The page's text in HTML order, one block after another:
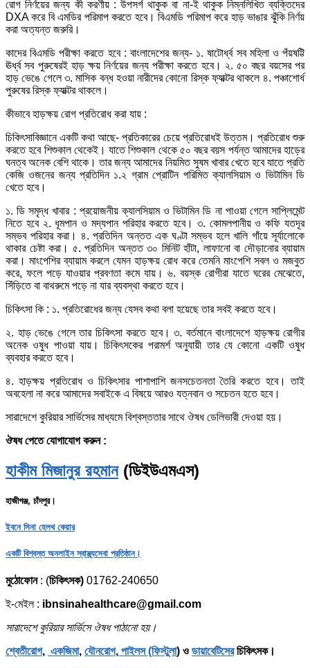
রোগ নির্ণয়ের জন্য কী করণীয় : উপসর্গ থাকুক বা না-ই থাকুক নিম্নলিখিত ব্যক্তিদের
DXA করে বি এমডির পরিমাপ করতে হবে। বিএমডি পরিমাপ করে হাড় ভাঙার ঝুঁকি নির্ণয়
করা অত্যন্ত জরুরি।
কাদের বিএমডি পরীক্ষা করতে হবে : বাংলাদেশের জন্য- ১. ষাটোর্ধ্ব সব মহিলা ও পঁয়ষট্টি
ঊর্ধ্ব সব পুরুষেরই হাড় ক্ষয় নির্ণয়ের জন্য পরীক্ষা করতে হবে। ২. ৫০ বছর বয়সের পর
হাড় ভেঙে গেলে ৩. মাসিক বন্ধ হওয়া নারীদের কোনো রিস্ক ফ্যাক্টর থাকলে ৪. পঞ্চাশোর্ধ
পুরুষের রিস্ক ফ্যাক্টর থাকলে।
কীভাবে হাড়ক্ষয় রোগ প্রতিরোধ করা যায় :
চিকিৎসাবিজ্ঞানে একটি কথা আছে- প্রতিকারের চেয়ে প্রতিরোধই উত্তম। প্রতিরোধ শুরু
করতে হবে শিশুকাল থেকেই। যাতে শিশুকাল থেকে ৫০ বছর বয়স পর্যন্ত আমাদের হাড়ের
ঘনত্ব অনেক বেশি থাকে। তার জন্য আমাদের নিয়মিত সুষম খাবার খেতে হবে যাতে প্রতি
কেজি ওজনের জন্য প্রতিদিন ১.২ গ্রাম প্রোটিন পরিমিত ক্যালসিয়াম ও ভিটামিন ডি
খেতে হবে।
১. ডি সমৃদ্ধ খাবার : প্রয়োজনীয় ক্যালসিয়াম ও ভিটামিন ডি না পাওয়া গেলে সাপ্লিমেন্ট
নিতে হবে ২. ধূমপান ও মদ্যপান পরিহার করতে হবে। ৩. কোমলপানীয় ও কফি যতদূর
সম্ভব পরিহার করা। ৪. প্রতিদিন অন্তত এক ঘণ্টা সম্ভব হলে খালি গাঁয়ে সূর্যালোকে
থাকার চেষ্টা করা। ৫. প্রতিদিন অন্তত ৩০ মিনিট হাঁটা, লাফানো বা দৌড়ানোর ব্যায়াম
করা। মাংপেশির ব্যায়াম করলে যেমন হাড়ক্ষয় রোধ করে তেমনি মাংপেশি সবল ও মজবুত
করে, ফলে পড়ে যাওয়ার প্রবণতা কমে যায়। ৬. বয়স্ক রোগীরা যাতে ঘরের মেঝেতে,
সিঁড়িতে বা বাথরুমে পড়ে না যার ব্যবস্থা করতে হবে।
চিকিৎসা কি : ১. প্রতিরোধের জন্য যেসব কথা বলা হয়েছে তার সবই করতে হবে।
২. হাড় ভেঙে গেলে তার চিকিৎসা করতে হবে। ৩. বর্তমানে বাংলাদেশে হাড়ক্ষয় রোগীর
অনেক ওষুধ পাওয়া যায়। চিকিৎসকের পরামর্শ অনুযায়ী তার যে কোনো একটি ওষুধ
ব্যবহার করতে হবে।
৪. হাড়ক্ষয় প্রতিরোধ ও চিকিৎসার পাশাপাশি জনসচেতনতা তৈরি করতে হবে। তাই
অবহেলা না করে আমাদের সবাইকে এ বিষয়ে আরও যত্নবান ও সচেতন হতে হবে।
সারাদেশে কুরিয়ার সার্ভিসের মাধ্যমে বিশ্বস্ততার সাথে ঔষধ ডেলিভারী দেওয়া হয়।
ঔষধ পেতে যোগাযোগ করুন :
হাকীম মিজানুর রহমান(ডিইউএমএস)
হাজীগঞ্জ, চাঁদপুর।
ইবনে সিনা হেলথ কেয়ার
একটি বিশ্বস্ত অনলাইন স্বাস্থ্যসেবা প্রতিষ্ঠান।
মুঠোফোন: (চিকিৎসক) 01762-240650
ই-মেইল : ibnsinahealthcare@gmail.com
সারাদেশে কুরিয়ার সার্ভিসে ঔষধ পাঠানো হয়।
শ্বেতীরোগ, একজিমা, যৌনরোগ, পাইলস (ফিস্টুলা) ও ডায়াবেটিসেরচিকিৎসক।